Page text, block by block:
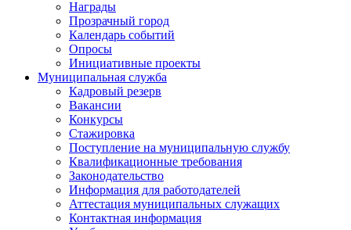
Награды
Прозрачный город
Календарь событий
Опросы
Инициативные проекты
Муниципальная служба
Кадровый резерв
Вакансии
Конкурсы
Стажировка
Поступление на муниципальную службу
Квалификационные требования
Законодательство
Информация для работодателей
Аттестация муниципальных служащих
Контактная информация